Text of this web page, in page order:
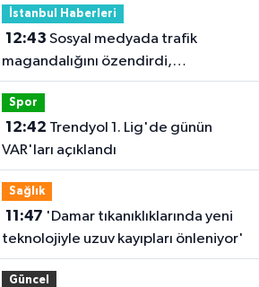
İstanbul Haberleri
12:43
magandalığını özendirdi,
ehliyetinden oldu: 72 bin lira ceza
Spor
12:42
VAR'ları açıklandı
Sağlık
11:47
teknolojiyle uzuv kayıpları önleniyor'
Güncel